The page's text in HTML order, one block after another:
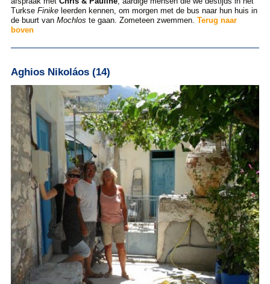
TurkseFinikeleerden kennen, om morgen met de bus naar hun huis in
de buurt van Mochlos te gaan. Zometeen zwemmen. Terug naar
boven
Aghios Nikoláos (14)